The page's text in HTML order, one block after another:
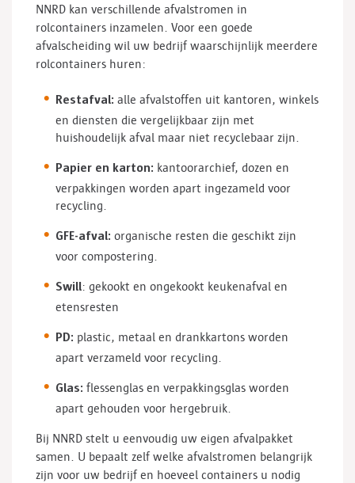
NNRD kan verschillende afvalstromen in
rolcontainers inzamelen. Voor een goede
afvalscheiding wil uw bedrijf waarschijnlijk meerdere
rolcontainers huren:
Restafval: alle afvalstoffen uit kantoren, winkels
en diensten die vergelijkbaar zijn met
huishoudelijk afval maar niet recyclebaar zijn.
Papier en karton: kantoorarchief, dozen en
verpakkingen worden apart ingezameld voor
recycling.
GFE-afval: organische resten die geschikt zijn
voor compostering.
Swill: gekookt en ongekookt keukenafval en
etensresten
PD: plastic, metaal en drankkartons worden
apart verzameld voor recycling.
Glas: flessenglas en verpakkingsglas worden
apart gehouden voor hergebruik.
Bij NNRD stelt u eenvoudig uw eigen afvalpakket
samen. U bepaalt zelf welke afvalstromen belangrijk
zijn voor uw bedrijf en hoeveel containers u nodig